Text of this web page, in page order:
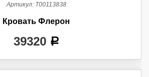
Артикул: Т00113838
Кровать Флерон
39320 a